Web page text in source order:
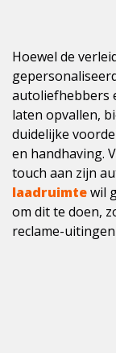
Hoewel de
autoliefhebbers
laten opvallen,
duidelijke
en handhaving.
touch aan zijn
laadruimtewil
om dit te doen,
reclame-